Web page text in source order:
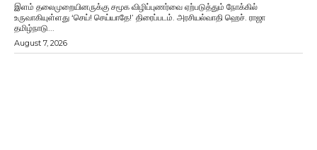
இளம் தலைமுறையினருக்கு சமூக விழிப்புணர்வை ஏற்படுத்தும் நோக்கில்
உருவாகியுள்ளது ‘செய்! செய்யாதே!’ திரைப்படம். அரசியல்வாதி ஹெச். ராஜா
தமிழ்நாடு...
August 7, 2026